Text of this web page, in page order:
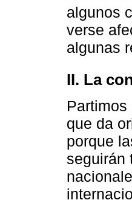
algunos
verse
algunas
II. La
que da
porque
seguirán